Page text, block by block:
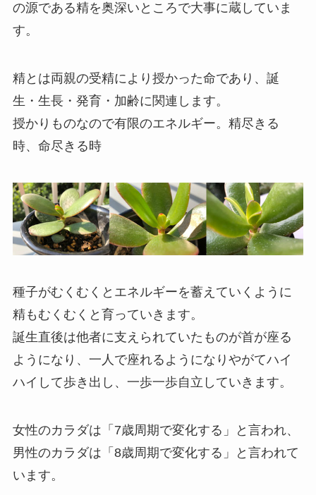
の源である精を奥深いところで大事に蔵していま
す。
精とは両親の受精により授かった命であり、誕
生・生長・発育・加齢に関連します。
授かりものなので有限のエネルギー。精尽きる
時、命尽きる時
種子がむくむくとエネルギーを蓄えていくように
精もむくむくと育っていきます。
誕生直後は他者に支えられていたものが首が座る
ようになり、一人で座れるようになりやがてハイ
ハイして歩き出し、一歩一歩自立していきます。
女性のカラダは「7歳周期で変化する」と言われ、
男性のカラダは「8歳周期で変化する」と言われて
います。